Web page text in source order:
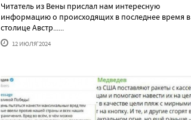
Читатель из Вены прислал нам интересную
информацию о происходящих в последнее время в
столице Австр......
12 ИЮЛЯ'2024